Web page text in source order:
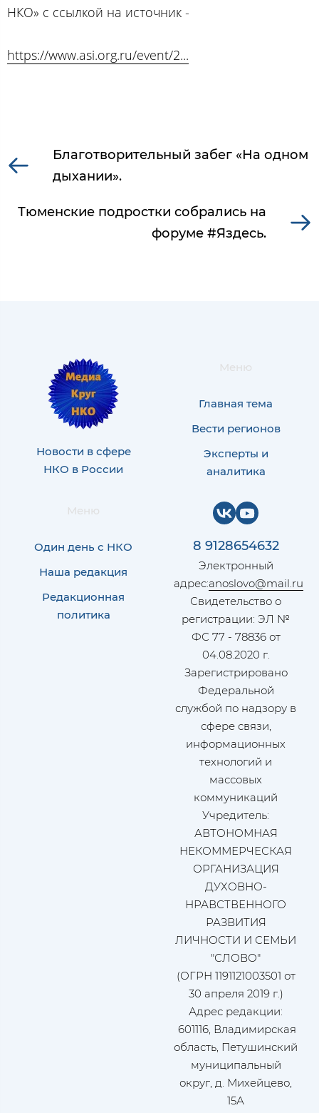
НКО» с ссылкой на источник -
https://www.asi.org.ru/event/2...
Благотворительный забег «На одном
дыхании».
Тюменские подростки собрались на
форуме #Яздесь.
Новости в сфере
НКО в России
Меню
Главная тема
Вести регионов
Эксперты и
аналитика
Меню
Один день с НКО
Наша редакция
Редакционная
политика
8 9128654632
Электронный
адрес:anoslovo@mail.ru
Свидетельство о
регистрации: ЭЛ №
ФС 77 - 78836 от
04.08.2020 г.
Зарегистрировано
Федеральной
службой по надзору в
сфере связи,
информационных
технологий и
массовых
коммуникаций
Учредитель:
АВТОНОМНАЯ
НЕКОММЕРЧЕСКАЯ
ОРГАНИЗАЦИЯ
ДУХОВНО-
НРАВСТВЕННОГО
РАЗВИТИЯ
ЛИЧНОСТИ И СЕМЬИ
"СЛОВО"
(ОГРН 1191121003501 от
30 апреля 2019 г.)
Адрес редакции:
601116, Владимирская
область, Петушинский
муниципальный
округ, д. Михейцево,
15А